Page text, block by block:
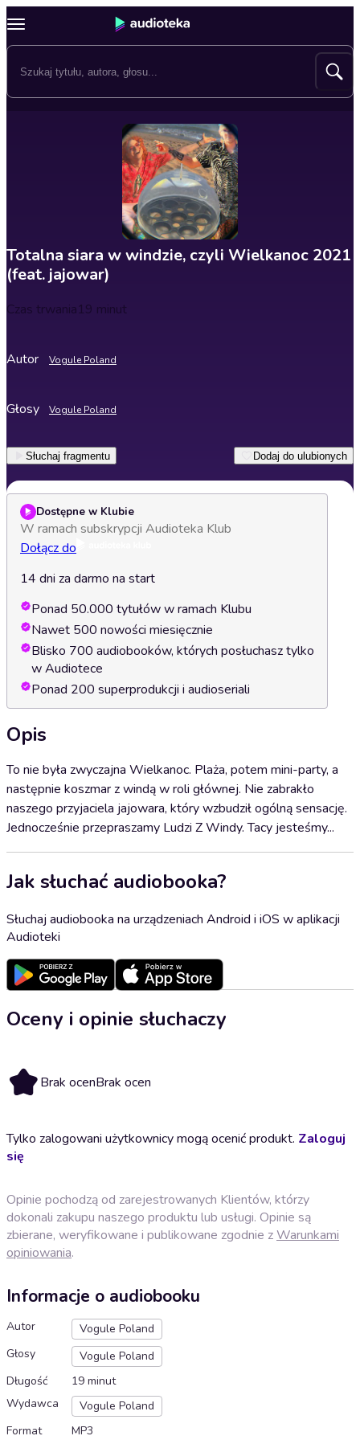
Totalna siara w windzie, czyli Wielkanoc 2021
(feat. jajowar)
Czas trwania19 minut
Autor Vogule Poland
Głosy Vogule Poland
Słuchaj fragmentu Dodaj do ulubionych
Dostępne w Klubie
W ramach subskrypcji Audioteka Klub
Dołącz do
14 dni za darmo na start
Ponad 50.000 tytułów w ramach Klubu
Nawet 500 nowości miesięcznie
Blisko 700 audiobooków, których posłuchasz tylko
w Audiotece
Ponad 200 superprodukcji i audioseriali
Opis
To nie była zwyczajna Wielkanoc. Plaża, potem mini-party, a
następnie koszmar z windą w roli głównej. Nie zabrakło
naszego przyjaciela jajowara, który wzbudził ogólną sensację.
Jednocześnie przepraszamy Ludzi Z Windy. Tacy jesteśmy...
Jak słuchać audiobooka?
Słuchaj audiobooka na urządzeniach Android i iOS w aplikacji
Audioteki
Oceny i opinie słuchaczy
Brak ocenBrak ocen
Tylko zalogowani użytkownicy mogą ocenić produkt. Zaloguj
się
Opinie pochodzą od zarejestrowanych Klientów, którzy
dokonali zakupu naszego produktu lub usługi. Opinie są
zbierane, weryfikowane i publikowane zgodnie zWarunkami
opiniowania.
Informacje o audiobooku
Autor
Vogule Poland
Głosy
Vogule Poland
Długość
19 minut
Wydawca
Vogule Poland
Format
MP3